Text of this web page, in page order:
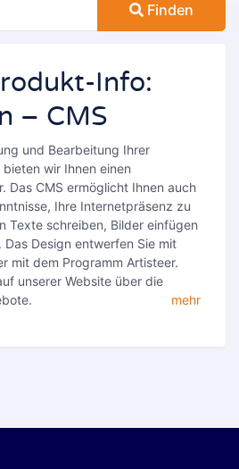
Finden
Info:
– CMS
und Bearbeitung Ihrer
wir Ihnen einen
Das CMS ermöglicht Ihnen auch
Ihre Internetpräsenz zu
Texte schreiben, Bilder einfügen
Das Design entwerfen Sie mit
mit dem Programm Artisteer.
unserer Website über die
mehr